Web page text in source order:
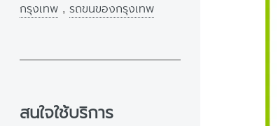
กรุงเทพ , รถขนของกรุงเทพ
สนใจใช้บริการ